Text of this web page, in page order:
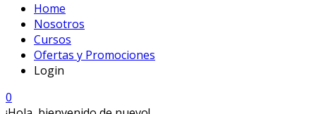
Home
Nosotros
Cursos
Ofertas y Promociones
Login
0